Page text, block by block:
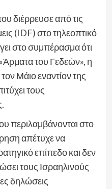
διέρρευσε από τις
(IDF) στο τηλεοπτικό
στο συμπέρασμα ότι
του Γεδεών», η
Μάιο εναντίον της
τους
περιλαμβάνονται στο
απέτυχε να
επίπεδο και δεν
τους Ισραηλινούς
δηλώσεις